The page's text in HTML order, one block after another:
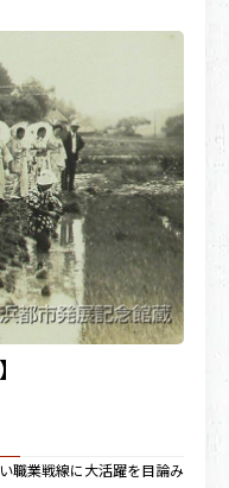
職業戦線に大活躍を目論み